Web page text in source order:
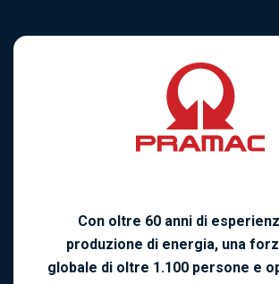
Con oltre 60 anni di
produzione di energia, una
globale di oltre 1.100 persone e